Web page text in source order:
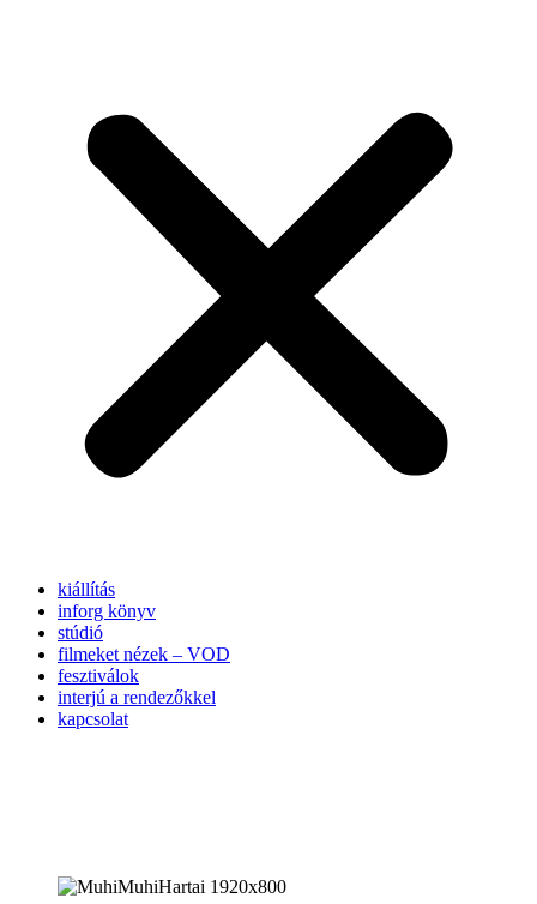
kiállítás
inforg könyv
stúdió
filmeket nézek – VOD
fesztiválok
interjú a rendezőkkel
kapcsolat